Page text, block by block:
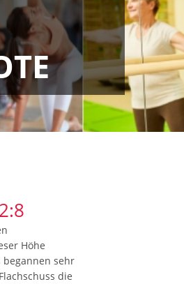
Höhe
begannen sehr
die